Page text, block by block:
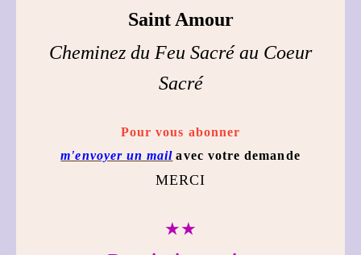
Saint Amour
Cheminez du Feu Sacré au Coeur
Sacré
Pour vous abonner
m'envoyer un mail avec votre demande
MERCI
★★